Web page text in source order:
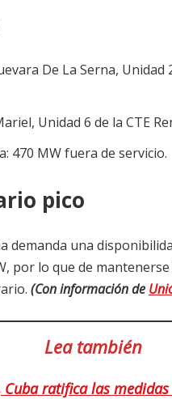
De La Serna,
Unidad 6 de la CTE
470 MW fuera de servicio.
pico
demanda una
por lo que de
(Con información de
Lea también
ratifica las